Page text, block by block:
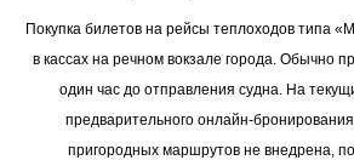
Покупка билетов на рейсы теплоходов типа
в кассах на речном вокзале города. Обычно
один час до отправления судна. На
предварительного онлайн-
пригородных маршрутов не внедрена,